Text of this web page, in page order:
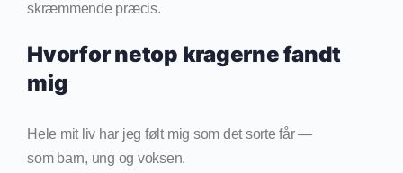
skræmmende præcis.
Hvorfor netop kragerne fandt
mig
Hele mit liv har jeg følt mig som det sorte får —
som barn, ung og voksen.